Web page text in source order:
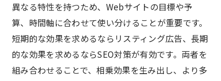
異なる特性を持つため、Webサイトの目標や予
算、時間軸に合わせて使い分けることが重要です。
短期的な効果を求めるならリスティング広告、長期
的な効果を求めるならSEO対策が有効です。両者を
組み合わせることで、相乗効果を生み出し、より多